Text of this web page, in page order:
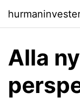
Alla